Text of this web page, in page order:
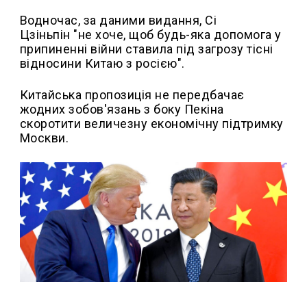
Водночас, за даними видання, Сі
Цзіньпін "не хоче, щоб будь-яка допомога у
припиненні війни ставила під загрозу тісні
відносини Китаю з росією".
Китайська пропозиція не передбачає
жодних зобов'язань з боку Пекіна
скоротити величезну економічну підтримку
Москви.